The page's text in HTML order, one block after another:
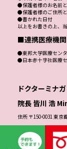
●保護者様のお名前
●保護者様のご住所
●書かれた日付
以上をお書きの上、
■連携医療機関
●東邦大学医療セン
●日本赤十字社医療
ドクターミナ
院長 皆川 浩
住所 〒150-0031 東京
こちらは患者様専用
ます。